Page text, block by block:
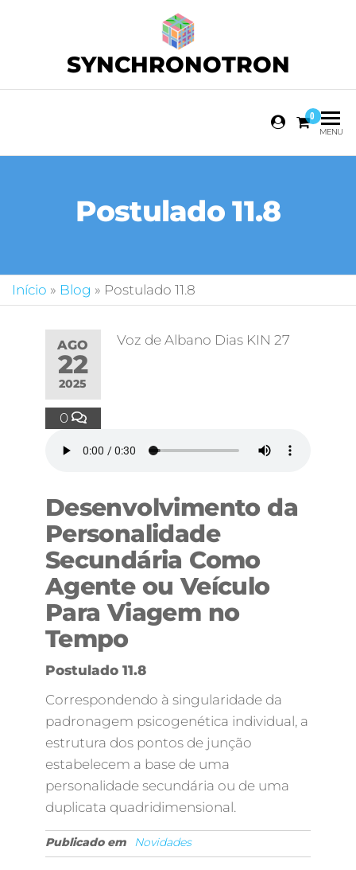
SYNCHRONOTRON
0
MENU
Postulado 11.8
Início » Blog » Postulado 11.8
AGO
22
2025
0
Voz de Albano Dias KIN 27
Desenvolvimento da
Personalidade
Secundária Como
Agente ou Veículo
Para Viagem no
Tempo
Postulado 11.8
Correspondendo à singularidade da
padronagem psicogenética individual, a
estrutura dos pontos de junção
estabelecem a base de uma
personalidade secundária ou de uma
duplicata quadridimensional.
Publicado em Novidades